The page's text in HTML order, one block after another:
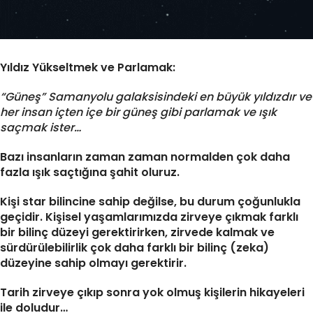
Yıldız Yükseltmek ve Parlamak:
“Güneş” Samanyolu galaksisindeki en büyük yıldızdır ve
her insan içten içe bir güneş gibi parlamak ve ışık
saçmak ister…
Bazı insanların zaman zaman normalden çok daha
fazla ışık saçtığına şahit oluruz.
Kişi star bilincine sahip değilse, bu durum çoğunlukla
geçidir. Kişisel yaşamlarımızda zirveye çıkmak farklı
bir bilinç düzeyi gerektirirken, zirvede kalmak ve
sürdürülebilirlik çok daha farklı bir bilinç (zeka)
düzeyine sahip olmayı gerektirir.
Tarih zirveye çıkıp sonra yok olmuş kişilerin hikayeleri
ile doludur…